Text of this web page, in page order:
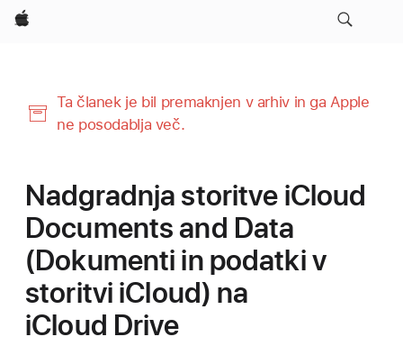
Apple
Ta članek je bil premaknjen v arhiv in ga Apple
ne posodablja več.
Nadgradnja storitve iCloud
Documents and Data
(Dokumenti in podatki v
storitvi iCloud) na
iCloud Drive